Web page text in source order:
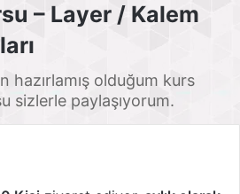
– Layer / Kalem
hazırlamış olduğum kurs
sizlerle paylaşıyorum.